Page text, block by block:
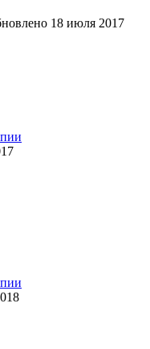
18 июля 2017